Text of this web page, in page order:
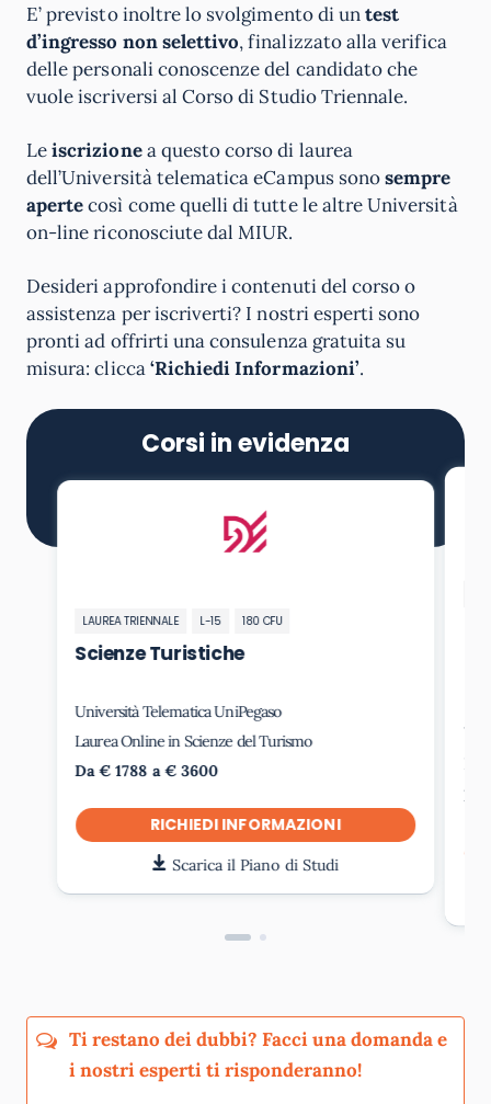
E’ previsto inoltre lo svolgimento di untest
d’ingresso non selettivo, finalizzato alla verifica
delle personali conoscenze del candidato che
vuole iscriversi al Corso di Studio Triennale.
Leiscrizionea questo corso di laurea
dell’Università telematica eCampus sonosempre
apertecosì come quelli di tutte le altre Università
on-line riconosciute dal MIUR.
Desideri approfondire i contenuti del corso o
assistenza per iscriverti? I nostri esperti sono
pronti ad offrirti una consulenza gratuita su
misura: clicca‘Richiedi Informazioni’.
Corsi in evidenza
LAUREA TRIENNALE L-15 180 CFU
Scienze Turistiche
Università Telematica UniPegaso
Laurea Online in Scienze del Turismo
Da € 1788 a € 3600
RICHIEDI INFORMAZIONI
Scarica il Piano di Studi
Da